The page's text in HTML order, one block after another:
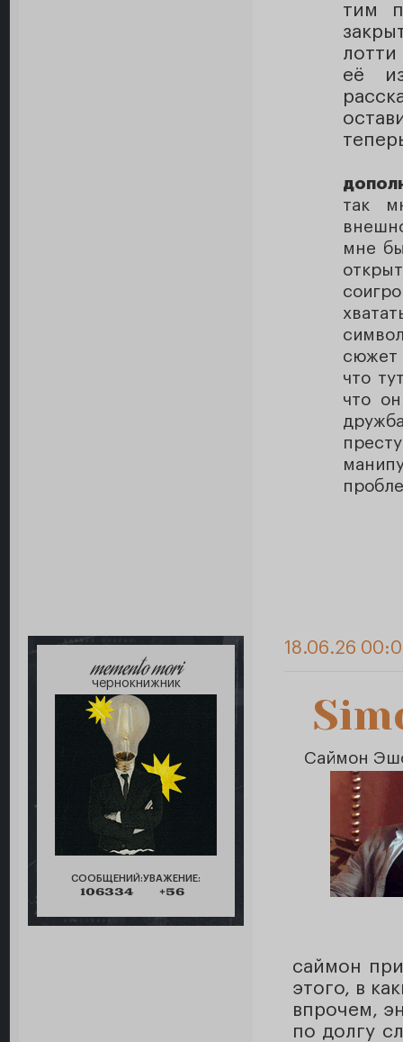
тим
лотти
её
так
мне
сюжет
что
что
memento mori
чернокнижник
СООБЩЕНИЙ:
106334
УВАЖЕНИЕ:
+56
18.06.26
Саймон
саймон
этого, в
впрочем,
по долгу